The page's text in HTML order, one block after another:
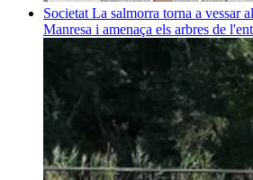
Societat La salmorra torna a vessar
Manresa i amenaça els arbres de